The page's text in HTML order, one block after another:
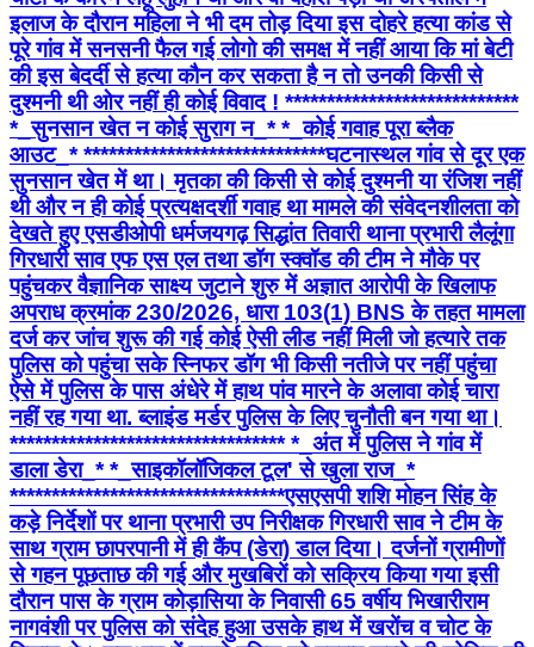
इलाज के दौरान महिला ने भी दम तोड़ दिया इस दोहरे हत्या कांड से
पूरे गांव में सनसनी फैल गई लोगो की समक्ष में नहीं आया कि मां बेटी
की इस बेदर्दी से हत्या कौन कर सकता है न तो उनकी किसी से
दुश्मनी थी ओर नहीं ही कोई विवाद ! ****************************
*_सुनसान खेत न कोई सुराग न_* *_कोई गवाह पूरा ब्लैक
आउट_* ***************************** ​घटनास्थल गांव से दूर एक
सुनसान खेत में था। मृतका की किसी से कोई दुश्मनी या रंजिश नहीं
थी और न ही कोई प्रत्यक्षदर्शी गवाह था मामले की संवेदनशीलता को
देखते हुए एसडीओपी धर्मजयगढ़ सिद्धांत तिवारी थाना प्रभारी लैलूंगा
गिरधारी साव एफ एस एल तथा डॉग स्क्वॉड की टीम ने मौके पर
पहुंचकर वैज्ञानिक साक्ष्य जुटाने ​शुरु में अज्ञात आरोपी के खिलाफ
अपराध क्रमांक 230/2026, धारा 103(1) BNS के तहत मामला
दर्ज कर जांच शुरू की गई कोई ऐसी लीड नहीं मिली जो हत्यारे तक
पुलिस को पहुंचा सके स्निफर डॉग भी किसी नतीजे पर नहीं पहुंचा
ऐसे में पुलिस के पास अंधेरे में हाथ पांव मारने के अलावा कोई चारा
नहीं रह गया था. ब्लाइंड मर्डर पुलिस के लिए चुनौती बन गया था।
********************************* *_​अंत में पुलिस ने गांव में
डाला डेरा_* *_साइकॉलॉजिकल टूल' से खुला राज_*
********************************* ​एसएसपी शशि मोहन सिंह के
कड़े निर्देशों पर थाना प्रभारी उप निरीक्षक गिरधारी साव ने टीम के
साथ ग्राम छापरपानी में ही कैंप (डेरा) डाल दिया। दर्जनों ग्रामीणों
से गहन पूछताछ की गई और मुखबिरों को सक्रिय किया गया ​इसी
दौरान पास के ग्राम कोड़ासिया के निवासी 65 वर्षीय भिखारीराम
नागवंशी पर पुलिस को संदेह हुआ उसके हाथ में खरोंच व चोट के